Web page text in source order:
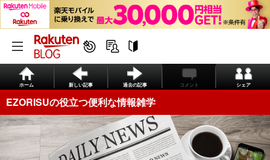
ホーム 新しい記事 過去の記事 コメント シェア
EZORISUの役立つ便利な情報雑学